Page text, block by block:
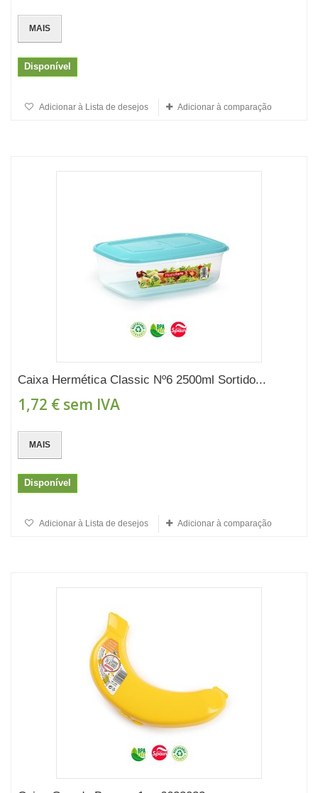
MAIS
Disponível
Adicionar à Lista de desejos Adicionar à comparação
Caixa Hermética Classic Nº6 2500ml Sortido...
1,72 € sem IVA
MAIS
Disponível
Adicionar à Lista de desejos Adicionar à comparação